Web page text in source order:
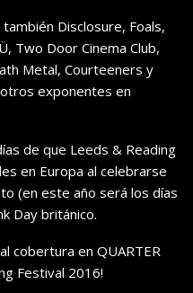
Disclosure, Foals,
Two Door Cinema Club,
Metal, Courteeners y
exponentes en
de que Leeds & Reading
en Europa al celebrarse
(en este año será los días
Day británico.
cobertura en QUARTER
Festival 2016!